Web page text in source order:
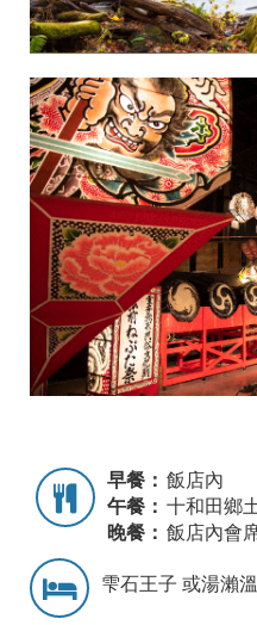
早餐： 飯店內
午餐： 十和田鄉
晚餐： 飯店內會
雫石王子 或湯瀨